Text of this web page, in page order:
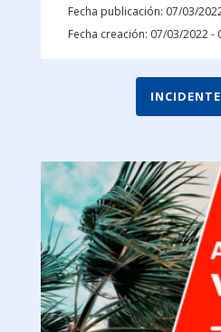
Fecha publicación: 07/03/
Fecha creación: 07/03/2022 -